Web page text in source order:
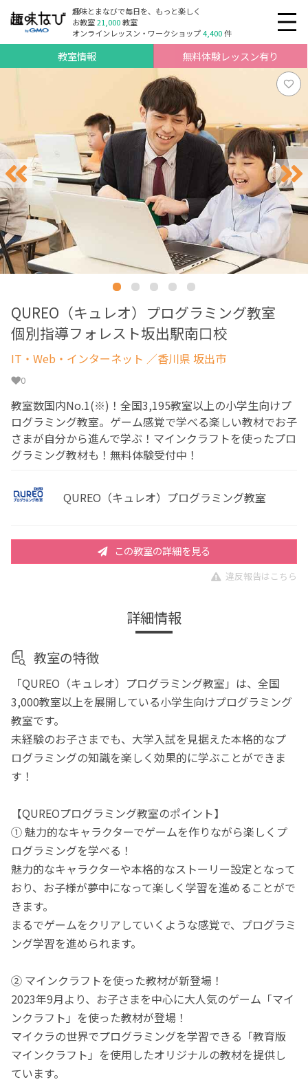
趣味とまなびで毎日を、もっと楽しく
お教室21,000教室
オンラインレッスン・ワークショップ4,400件
教室情報 無料体験レッスン有り
QUREO（キュレオ）プログラミング教室
個別指導フォレスト坂出駅南口校
IT・Web・インターネット ／香川県 坂出市
0
教室数国内No.1(※)！全国3,195教室以上の小学生向けプ
ログラミング教室。ゲーム感覚で学べる楽しい教材でお子
さまが自分から進んで学ぶ！マインクラフトを使ったプロ
グラミング教材も！無料体験受付中！
QUREO（キュレオ）プログラミング教室
この教室の詳細を見る
違反報告はこちら
詳細情報
教室の特徴
「QUREO（キュレオ）プログラミング教室」は、全国
3,000教室以上を展開している小学生向けプログラミング
教室です。
未経験のお子さまでも、大学入試を見据えた本格的なプ
ログラミングの知識を楽しく効果的に学ぶことができま
す！
【QUREOプログラミング教室のポイント】
① 魅力的なキャラクターでゲームを作りながら楽しくプ
ログラミングを学べる！
魅力的なキャラクターや本格的なストーリー設定となって
おり、お子様が夢中になって楽しく学習を進めることがで
きます。
まるでゲームをクリアしていくような感覚で、プログラミ
ング学習を進められます。
② マインクラフトを使った教材が新登場！
2023年9月より、お子さまを中心に大人気のゲーム「マイ
ンクラフト」を使った教材が登場！
マイクラの世界でプログラミングを学習できる「教育版
マインクラフト」を使用したオリジナルの教材を提供し
ています。